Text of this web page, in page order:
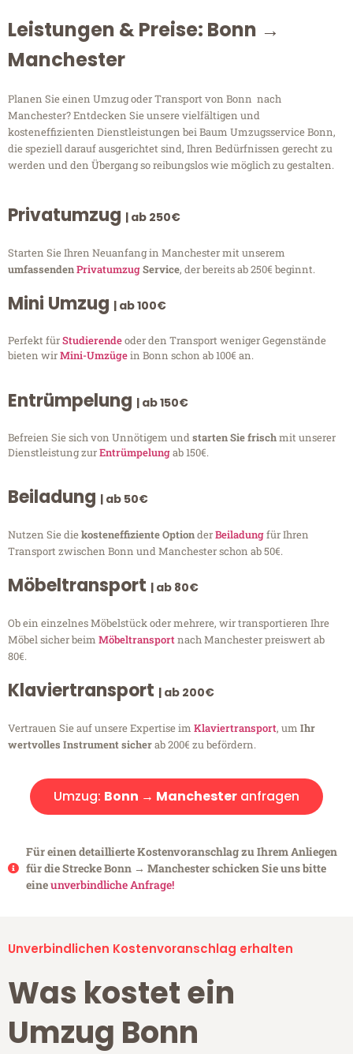
Leistungen & Preise: Bonn →
Manchester
Planen Sie einen Umzug oder Transport von Bonn nach
Manchester? Entdecken Sie unsere vielfältigen und
kosteneffizienten Dienstleistungen bei Baum Umzugsservice Bonn,
die speziell darauf ausgerichtet sind, Ihren Bedürfnissen gerecht zu
werden und den Übergang so reibungslos wie möglich zu gestalten.
Privatumzug | ab 250€
Starten Sie Ihren Neuanfang in Manchester mit unserem
umfassendenPrivatumzugService, der bereits ab 250€ beginnt.
Mini Umzug | ab 100€
Perfekt fürStudierendeoder den Transport weniger Gegenstände
bieten wirMini-Umzügein Bonn schon ab 100€ an.
Entrümpelung | ab 150€
Befreien Sie sich von Unnötigem undstarten Sie frischmit unserer
Dienstleistung zurEntrümpelungab 150€.
Beiladung | ab 50€
Nutzen Sie diekosteneffiziente OptionderBeiladungfür Ihren
Transport zwischen Bonn und Manchester schon ab 50€.
Möbeltransport | ab 80€
Ob ein einzelnes Möbelstück oder mehrere, wir transportieren Ihre
Möbel sicher beim Möbeltransportnach Manchester preiswert ab
80€.
Klaviertransport | ab 200€
Vertrauen Sie auf unsere Expertise im Klaviertransport, um Ihr
wertvolles Instrument sicherab 200€ zu befördern.
Umzug: Bonn → Manchester anfragen
Für einen detaillierte Kostenvoranschlag zu Ihrem Anliegen
für die Strecke Bonn → Manchester schicken Sie uns bitte
eineunverbindliche Anfrage!
Unverbindlichen Kostenvoranschlag erhalten
Was kostet ein
Umzug Bonn